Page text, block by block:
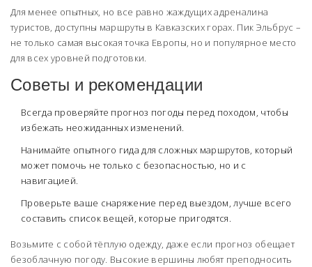
Для менее опытных, но все равно жаждущих адреналина
туристов, доступны маршруты в Кавказских горах. Пик Эльбрус –
не только самая высокая точка Европы, но и популярное место
для всех уровней подготовки.
Советы и рекомендации
Всегда проверяйте прогноз погоды перед походом, чтобы
избежать неожиданных изменений.
Нанимайте опытного гида для сложных маршрутов, который
может помочь не только с безопасностью, но и с
навигацией.
Проверьте ваше снаряжение перед выездом, лучше всего
составить список вещей, которые пригодятся.
Возьмите с собой тёплую одежду, даже если прогноз обещает
безоблачную погоду. Высокие вершины любят преподносить